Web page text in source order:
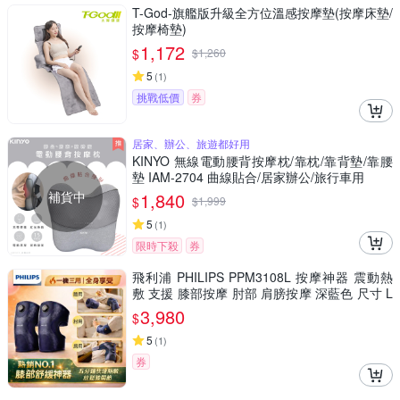
T-God-旗艦版升級全方位溫感按摩墊(按摩床墊/
按摩椅墊)
$1,172 $1,260
5 (1)
挑戰低價 券
補貨中
居家、辦公、旅遊都好用
KINYO 無線電動腰背按摩枕/靠枕/靠背墊/靠腰
墊 IAM-2704 曲線貼合/居家辦公/旅行車用
$1,840 $1,999
5 (1)
限時下殺 券
飛利浦 PHILIPS PPM3108L 按摩神器 震動熱
敷 支援 膝部按摩 肘部 肩膀按摩 深藍色 尺寸 L
男女適用 母親節 父親節 情人節 生日 禮物
$3,980
5 (1)
券